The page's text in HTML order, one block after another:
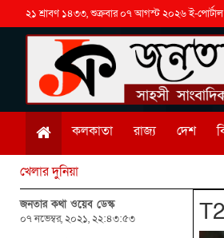
২১ শ্রাবণ ১৪৩৩, শুক্রবার ০৭ আগস্ট ২০২৬ ই-পোর্টাল
কলকাতা রাজ্য দেশ
খেলার দুনিয়া
জনতার কথা ওয়েব ডেস্ক
০৭ নভেম্বর, ২০২১, ২২:৪৩:৫৩